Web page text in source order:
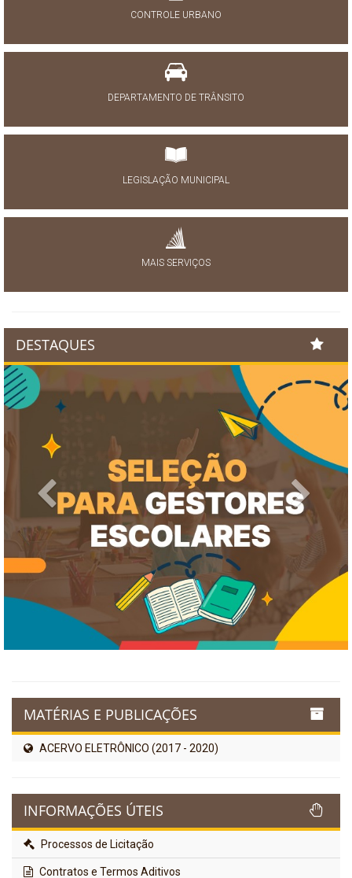
CONTROLE URBANO
DEPARTAMENTO DE TRÂNSITO
LEGISLAÇÃO MUNICIPAL
MAIS SERVIÇOS
DESTAQUES
Previous Next
MATÉRIAS E PUBLICAÇÕES
ACERVO ELETRÔNICO (2017 - 2020)
INFORMAÇÕES ÚTEIS
Processos de Licitação
Contratos e Termos Aditivos